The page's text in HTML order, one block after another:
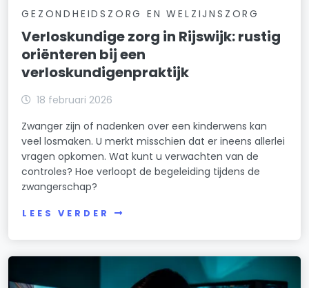
GEZONDHEIDSZORG EN WELZIJNSZORG
Verloskundige zorg in Rijswijk: rustig
oriënteren bij een
verloskundigenpraktijk
18 februari 2026
Zwanger zijn of nadenken over een kinderwens kan
veel losmaken. U merkt misschien dat er ineens allerlei
vragen opkomen. Wat kunt u verwachten van de
controles? Hoe verloopt de begeleiding tijdens de
zwangerschap?
LEES VERDER